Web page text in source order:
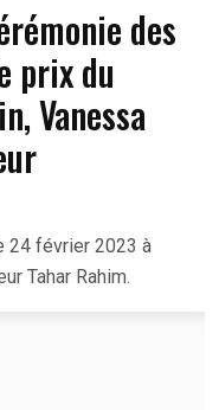
des
prix du
Vanessa
24 février 2023 à
Tahar Rahim.